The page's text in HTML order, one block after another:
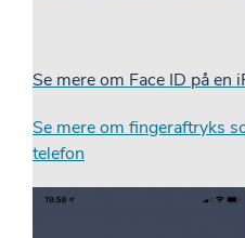
Se mere om Face ID på en
Se mere om fingeraftryks
telefon